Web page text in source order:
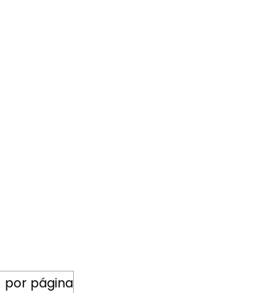
por página